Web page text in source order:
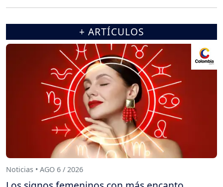
+ ARTÍCULOS
Noticias • AGO 6 / 2026